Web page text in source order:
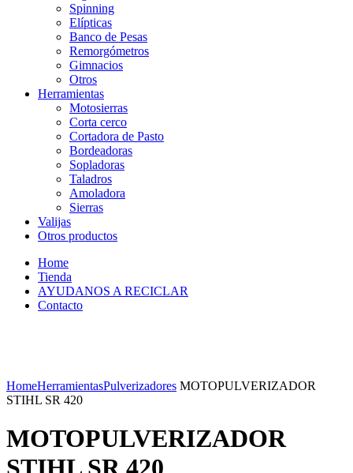
Spinning
Elípticas
Banco de Pesas
Remorgómetros
Gimnacios
Otros
Herramientas
Motosierras
Corta cerco
Cortadora de Pasto
Bordeadoras
Sopladoras
Taladros
Amoladora
Sierras
Valijas
Otros productos
Home
Tienda
AYUDANOS A RECICLAR
Contacto
HomeHerramientasPulverizadores MOTOPULVERIZADOR
STIHL SR 420
MOTOPULVERIZADOR